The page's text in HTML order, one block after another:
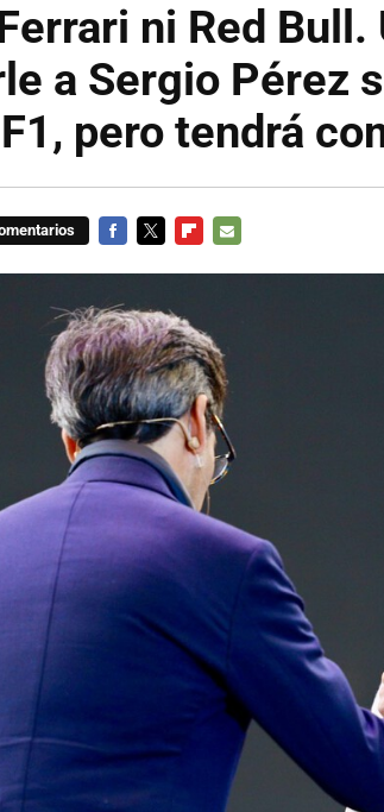
ni Red
a Sergio Pérez
pero tendrá